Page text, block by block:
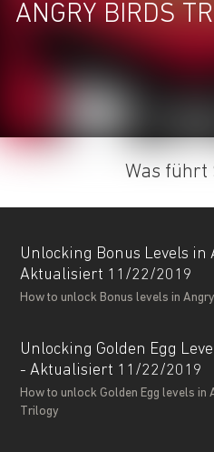
ANGRY BIRDS
Was führt
Unlocking Bonus Levels
Aktualisiert 11/22/2019
How to unlock Bonus levels in
Unlocking Golden Egg
- Aktualisiert 11/22/2019
How to unlock Golden Egg levels in
Trilogy